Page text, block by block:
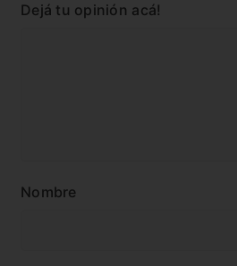
Dejá tu opinión acá!
Nombre